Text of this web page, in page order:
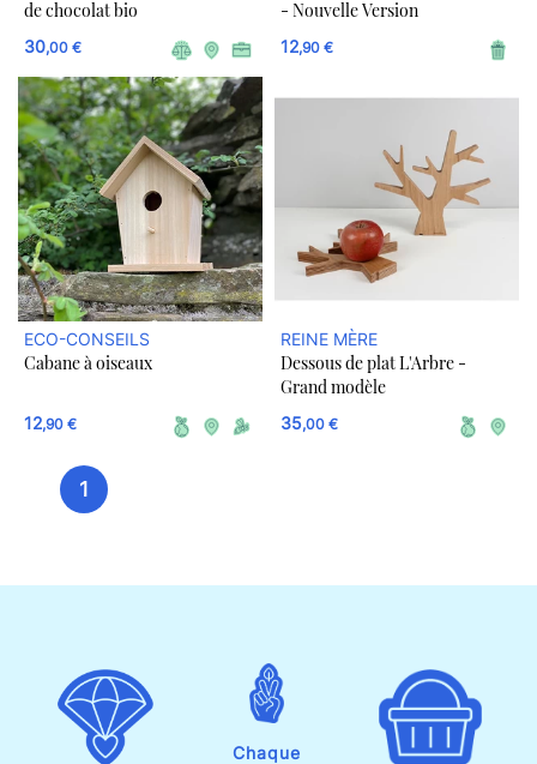
de chocolat bio
30,00 €
- Nouvelle Version
12,90 €
ECO-CONSEILS
Cabane à oiseaux
12,90 €
REINE MÈRE
Dessous de plat L'Arbre -
Grand modèle
35,00 €
1
Chaque